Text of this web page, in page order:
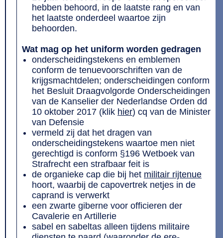
hebben behoord, in de laatste rang en van
het laatste onderdeel waartoe zijn
behoorden.
Wat mag op het uniform worden gedragen
onderscheidingstekens en emblemen
conform de tenuevoorschriften van de
krijgsmachtdelen; onderscheidingen conform
het Besluit Draagvolgorde Onderscheidingen
van de Kanselier der Nederlandse Orden dd
10 oktober 2017 (klik hier) cq van de Minister
van Defensie
vermeld zij dat het dragen van
onderscheidingstekens waartoe men niet
gerechtigd is conform §196 Wetboek van
Strafrecht een strafbaar feit is
de organieke cap die bij het militair rijtenue
hoort, waarbij de capovertrek netjes in de
caprand is verwerkt
een zwarte giberne voor officieren der
Cavalerie en Artillerie
sabel en sabeltas alleen tijdens militaire